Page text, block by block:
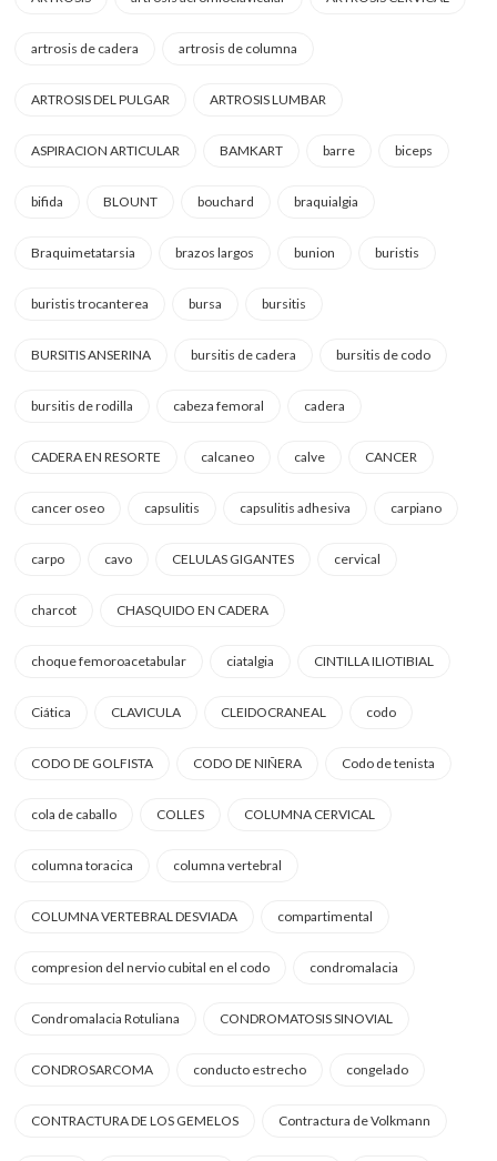
artrosis de cadera artrosis de columna
ARTROSIS DEL PULGAR ARTROSIS LUMBAR
ASPIRACION ARTICULAR BAMKART barre biceps
bifida BLOUNT bouchard braquialgia
Braquimetatarsia brazos largos bunion buristis
buristis trocanterea bursa bursitis
BURSITIS ANSERINA bursitis de cadera bursitis de codo
bursitis de rodilla cabeza femoral cadera
CADERA EN RESORTE calcaneo calve CANCER
cancer oseo capsulitis capsulitis adhesiva carpiano
carpo cavo CELULAS GIGANTES cervical
charcot CHASQUIDO EN CADERA
choque femoroacetabular ciatalgia CINTILLA ILIOTIBIAL
Ciática CLAVICULA CLEIDOCRANEAL codo
CODO DE GOLFISTA CODO DE NIÑERA Codo de tenista
cola de caballo COLLES COLUMNA CERVICAL
columna toracica columna vertebral
COLUMNA VERTEBRAL DESVIADA compartimental
compresion del nervio cubital en el codo condromalacia
Condromalacia Rotuliana CONDROMATOSIS SINOVIAL
CONDROSARCOMA conducto estrecho congelado
CONTRACTURA DE LOS GEMELOS Contractura de Volkmann